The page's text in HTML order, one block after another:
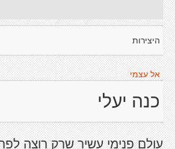
היצירות
אל עצמי
כנה יעלי
עולם פנימי עשיר שרק רוצה